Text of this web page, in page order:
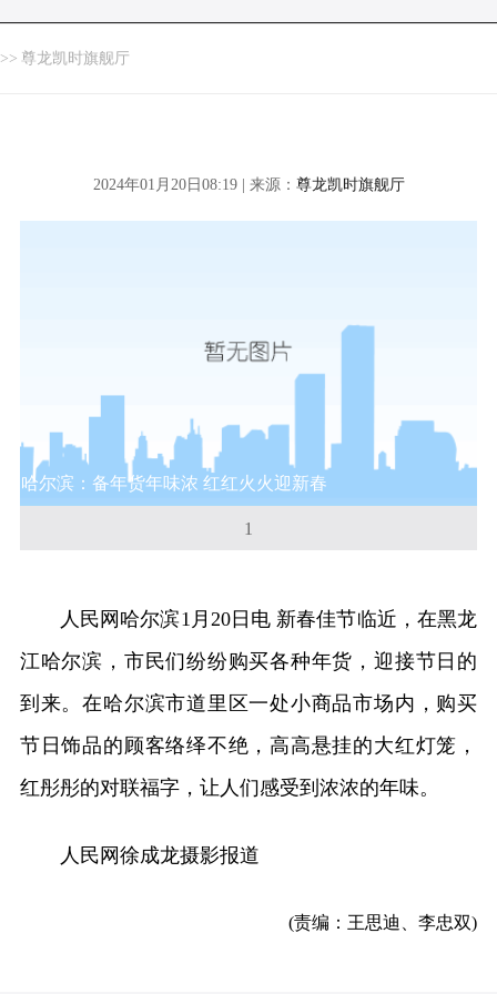
>> 尊龙凯时旗舰厅
2024年01月20日08:19 | 来源： 尊龙凯时旗舰厅
哈尔滨：备年货年味浓 红红火火迎新春
1
人民网哈尔滨1月20日电 新春佳节临近，在黑龙
江哈尔滨，市民们纷纷购买各种年货，迎接节日的
到来。在哈尔滨市道里区一处小商品市场内，购买
节日饰品的顾客络绎不绝，高高悬挂的大红灯笼，
红彤彤的对联福字，让人们感受到浓浓的年味。
人民网徐成龙摄影报道
(责编：王思迪、李忠双)